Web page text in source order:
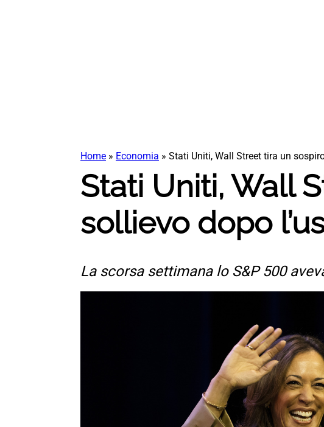
Home » Economia » Stati Uniti, Wall Street tira un
Stati Uniti, Wall
sollievo dopo
La scorsa settimana lo S&P 500